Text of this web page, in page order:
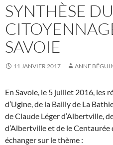
SYNTHÈSE
SAVOIE
11 JANVIER 2017 ANNE
En Savoie, le 5 juillet 2016, les
d’Ugine, de la Bailly de La
de Claude Léger d’Albertville,
d’Albertville et de le
échanger sur le thème :